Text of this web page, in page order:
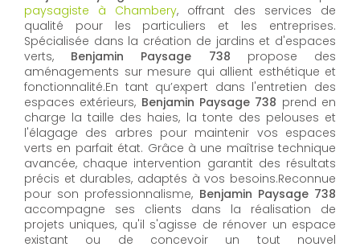
paysagiste à Chambery, offrant des services de
qualité pour les particuliers et les entreprises.
Spécialisée dans la création de jardins et d'espaces
verts, Benjamin Paysage 738 propose des
aménagements sur mesure qui allient esthétique et
fonctionnalité.En tant qu’expert dans l'entretien des
espaces extérieurs, Benjamin Paysage 738 prend en
charge la taille des haies, la tonte des pelouses et
l'élagage des arbres pour maintenir vos espaces
verts en parfait état. Grâce à une maîtrise technique
avancée, chaque intervention garantit des résultats
précis et durables, adaptés à vos besoins.Reconnue
pour son professionnalisme, Benjamin Paysage 738
accompagne ses clients dans la réalisation de
projets uniques, qu'il s'agisse de rénover un espace
existant ou de concevoir un tout nouvel